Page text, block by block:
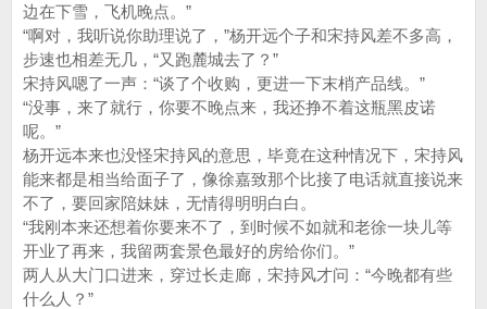
边在下雪，飞机晚点。”
“啊对，我听说你助理说了，”杨开远个子和宋持风差不多高，
步速也相差无几，“又跑麓城去了？”
宋持风嗯了一声：“谈了个收购，更进一下末梢产品线。”
“没事，来了就行，你要不晚点来，我还挣不着这瓶黑皮诺
呢。”
杨开远本来也没怪宋持风的意思，毕竟在这种情况下，宋持风
能来都是相当给面子了，像徐嘉致那个比接了电话就直接说来
不了，要回家陪妹妹，无情得明明白白。
“我刚本来还想着你要来不了，到时候不如就和老徐一块儿等
开业了再来，我留两套景色最好的房给你们。”
两人从大门口进来，穿过长走廊，宋持风才问：“今晚都有些
什么人？”